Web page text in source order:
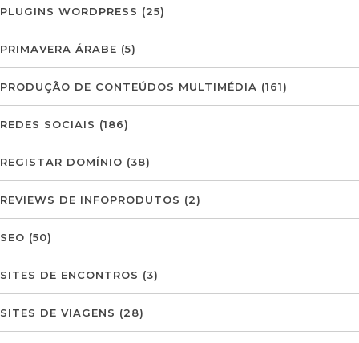
PLUGINS WORDPRESS (25)
PRIMAVERA ÁRABE (5)
PRODUÇÃO DE CONTEÚDOS MULTIMÉDIA (161)
REDES SOCIAIS (186)
REGISTAR DOMÍNIO (38)
REVIEWS DE INFOPRODUTOS (2)
SEO (50)
SITES DE ENCONTROS (3)
SITES DE VIAGENS (28)